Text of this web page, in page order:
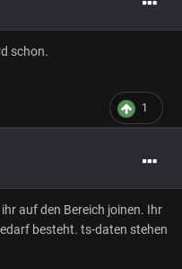
schon.
1
auf den Bereich joinen. Ihr
besteht. ts-daten stehen